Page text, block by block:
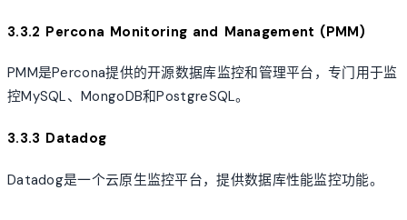
3.3.2 Percona Monitoring and Management (PMM)
PMM是Percona提供的开源数据库监控和管理平台，专门用于监
控MySQL、MongoDB和PostgreSQL。
3.3.3 Datadog
Datadog是一个云原生监控平台，提供数据库性能监控功能。